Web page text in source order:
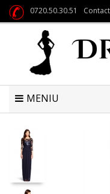
0720.50.30.51 Contact
MENIU